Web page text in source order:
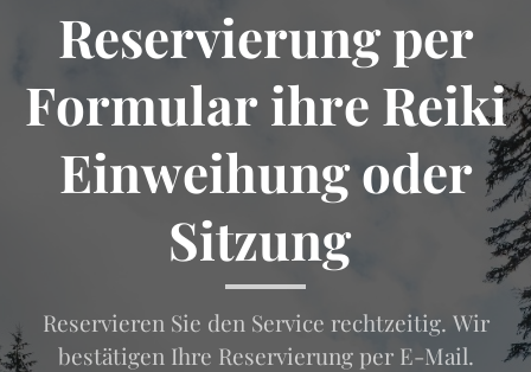
Reservierung per
Formular ihre Reiki
Einweihung oder
Sitzung
Reservieren Sie den Service rechtzeitig. Wir
bestätigen Ihre Reservierung per E-Mail.